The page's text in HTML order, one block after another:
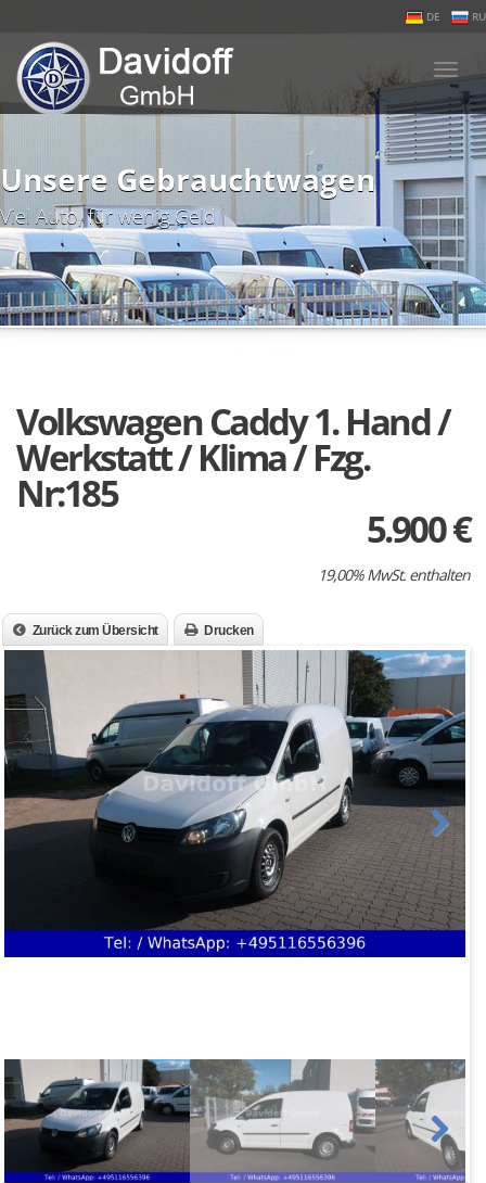
DE RU
Unsere Gebrauchtwagen
Viel Auto, für wenig Geld
Volkswagen Caddy 1. Hand /
Werkstatt / Klima / Fzg.
Nr:185
5.900 €
19,00% MwSt. enthalten
Zurück zum Übersicht Drucken
Next
Next